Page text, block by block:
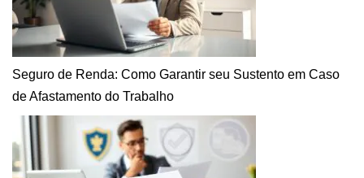
Seguro de Renda: Como Garantir seu Sustento em Caso
de Afastamento do Trabalho